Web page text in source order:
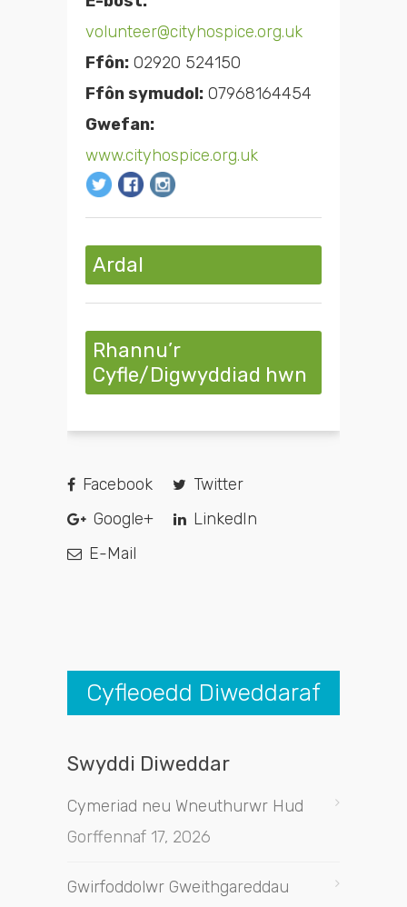
volunteer@cityhospice.org.uk
Ffôn: 02920 524150
Ffôn symudol: 07968164454
Gwefan:
www.cityhospice.org.uk
Ardal
Rhannu’r
Cyfle/Digwyddiad hwn
Facebook
Twitter
Google+
LinkedIn
E-Mail
Cyfleoedd Diweddaraf
Swyddi Diweddar
Cymeriad neu Wneuthurwr Hud
Gorffennaf 17, 2026
Gwirfoddolwr Gweithgareddau